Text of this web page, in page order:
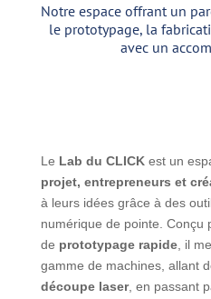
Notre espace offrant un
le prototypage, la
avec un
Le Lab du CLICKest un
projet, entrepreneurs et
à leurs idées grâce à des
numérique de pointe. Conçu
de prototypage rapide, il
gamme de machines, allant
découpe laser, en passant